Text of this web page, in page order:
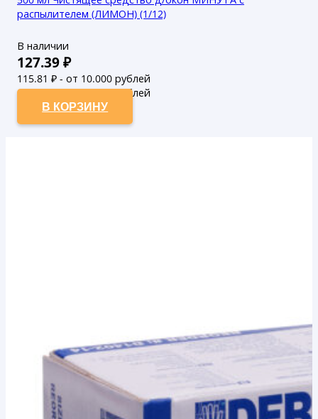
распылителем (ЛИМОН) (1/12)
В наличии
127.39₽
115.81 ₽ - от 10.000 рублей
105.28₽ - от 50.000 рублей
В КОРЗИНУ